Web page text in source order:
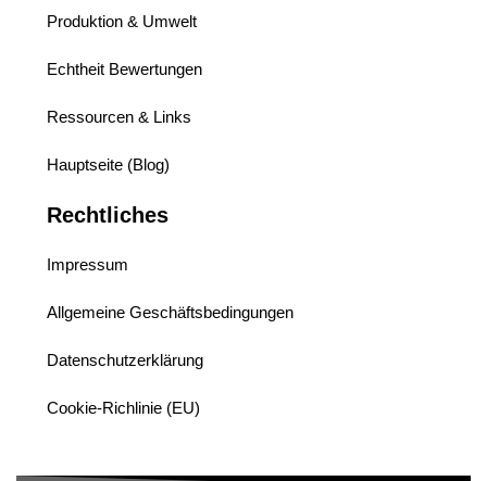
Produktion & Umwelt
Echtheit Bewertungen
Ressourcen & Links
Hauptseite (Blog)
Rechtliches
Impressum
Allgemeine Geschäftsbedingungen
Datenschutzerklärung
Cookie-Richlinie (EU)